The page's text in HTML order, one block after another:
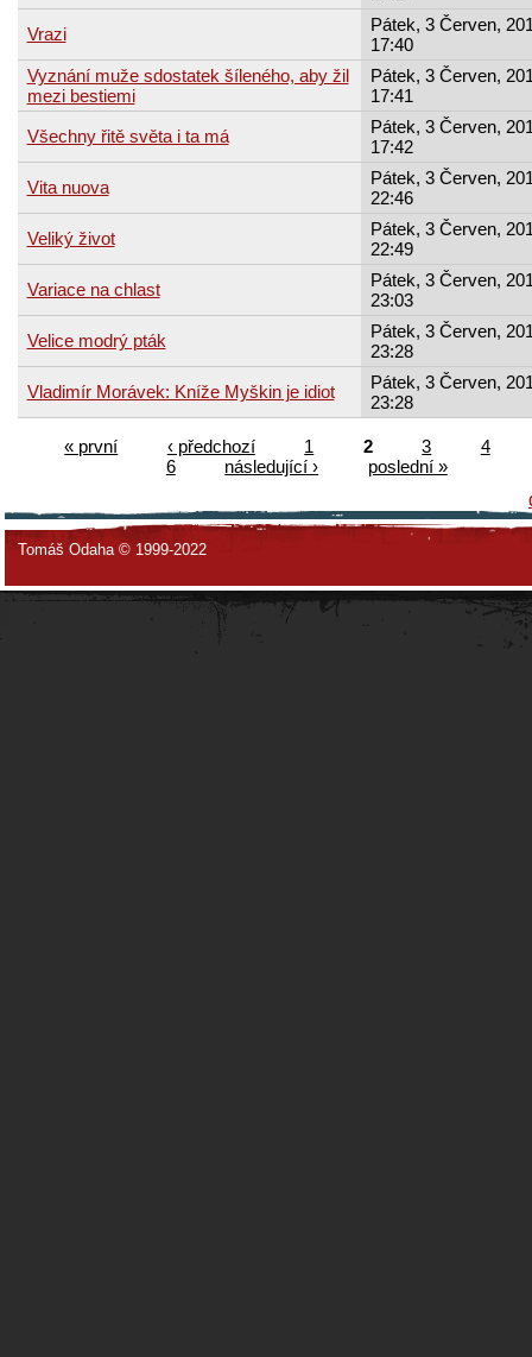
Vrazi
Pátek, 3 Červen,
17:40
Vyznání muže sdostatek šíleného, aby žil
mezi bestiemi
Pátek, 3 Červen,
17:41
Všechny řitě světa i ta má
Pátek, 3 Červen,
17:42
Vita nuova
Pátek, 3 Červen,
22:46
Veliký život
Pátek, 3 Červen,
22:49
Variace na chlast
Pátek, 3 Červen,
23:03
Velice modrý pták
Pátek, 3 Červen,
23:28
Vladimír Morávek: Kníže Myškin je idiot
Pátek, 3 Červen,
23:28
« první ‹ předchozí 1 2 3
4
6
následující ›
poslední »
Tomáš Odaha © 1999-2022